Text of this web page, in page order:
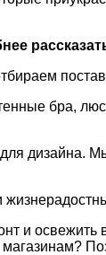
бра,
дизайна.
и освежить